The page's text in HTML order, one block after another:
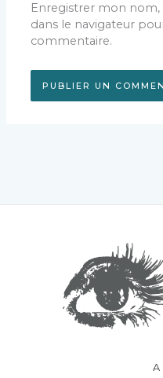
Enregistrer mon
dans le navigateur
commentaire.
A